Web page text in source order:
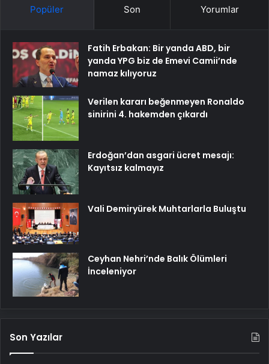
Popüler Son Yorumlar
Fatih Erbakan: Bir yanda ABD, bir
yanda YPG biz de Emevi Camii’nde
namaz kılıyoruz
Verilen kararı beğenmeyen Ronaldo
sinirini 4. hakemden çıkardı
Erdoğan’dan asgari ücret mesajı:
Kayıtsız kalmayız
Vali Demiryürek Muhtarlarla Buluştu
Ceyhan Nehri’nde Balık Ölümleri
İnceleniyor
Son Yazılar